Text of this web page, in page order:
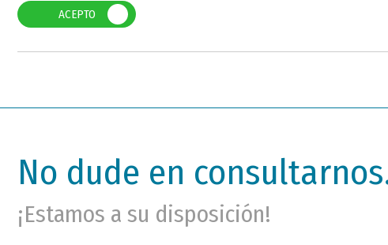
ACEPTO
No dude en
¡Estamos a su disposición!